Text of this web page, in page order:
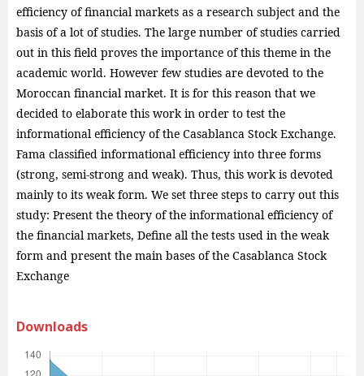
efficiency of financial markets as a research subject and the
basis of a lot of studies. The large number of studies carried
out in this field proves the importance of this theme in the
academic world. However few studies are devoted to the
Moroccan financial market. It is for this reason that we
decided to elaborate this work in order to test the
informational efficiency of the Casablanca Stock Exchange.
Fama classified informational efficiency into three forms
(strong, semi-strong and weak). Thus, this work is devoted
mainly to its weak form. We set three steps to carry out this
study: Present the theory of the informational efficiency of
the financial markets, Define all the tests used in the weak
form and present the main bases of the Casablanca Stock
Exchange
Downloads